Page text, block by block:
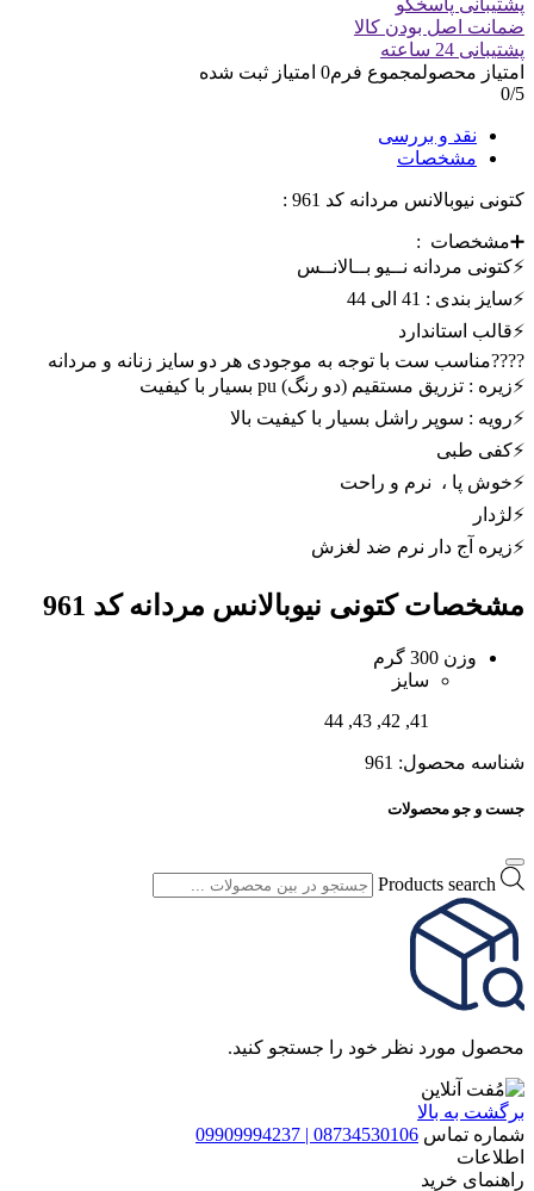
ضمانت اصل بودن کالا
پشتیبانی 24 ساعته
امتیاز محصولمجموع فرم0 امتیاز ثبت شده
0/5
نقد و بررسی
مشخصات
کتونی نیوبالانس مردانه کد 961 :
➕مشخصات :
⚡️کتونی مردانه نــیو بــالانــس
⚡️سایز بندی : 41 الی 44
⚡️قالب استاندارد
????مناسب ست با توجه به موجودی هر دو سایز زنانه و مردانه
⚡️زیره : تزریق مستقیم (دو رنگ) pu بسیار با کیفیت
⚡️رویه : سوپر راشل بسیار با کیفیت بالا
⚡️کفی طبی
⚡️خوش پا ، نرم و راحت
⚡️لژدار
⚡️زیره آج دار نرم ضد لغزش
مشخصاتکتونی نیوبالانس مردانه کد 961
وزن 300 گرم
سایز
41, 42, 43, 44
شناسه محصول: 961
جست و جو محصولات
Products search
محصول مورد نظر خود را جستجو کنید.
برگشت به بالا
شماره تماس 08734530106 | 09909994237
اطلاعات
راهنمای خرید